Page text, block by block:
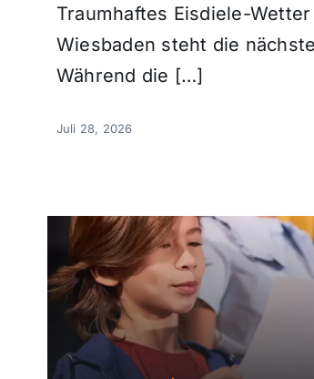
Traumhaftes Eisdiele-
Wiesbaden steht die
Während die […]
Juli 28, 2026